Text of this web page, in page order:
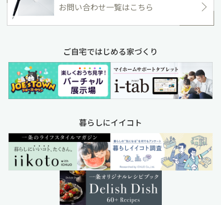
お問い合わせ一覧はこちら
ご自宅ではじめる家づくり
暮らしにイイコト